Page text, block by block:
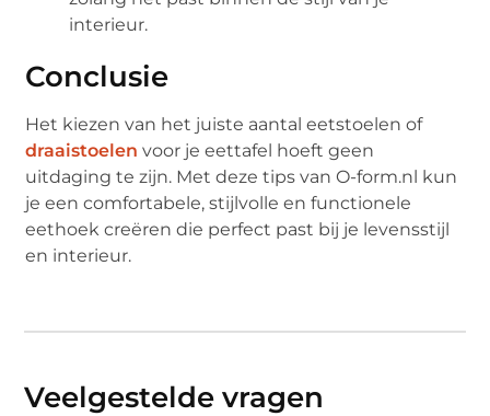
interieur.
Conclusie
Het kiezen van het juiste aantal eetstoelen of
draaistoelen voor je eettafel hoeft geen
uitdaging te zijn. Met deze tips van O-form.nl kun
je een comfortabele, stijlvolle en functionele
eethoek creëren die perfect past bij je levensstijl
en interieur.
Veelgestelde vragen